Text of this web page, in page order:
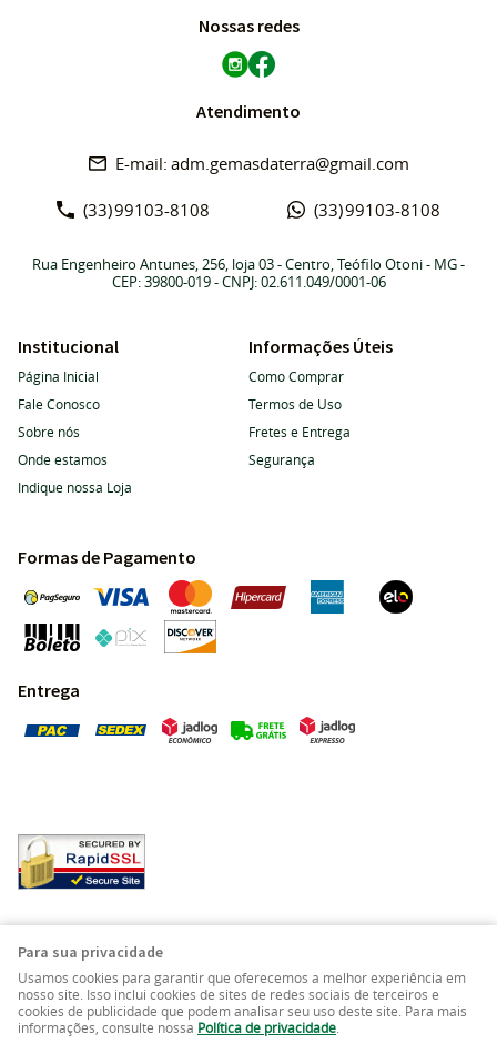
Nossas redes
Atendimento
(33)99103-8108 (33)99103-8108
adm.gemasdaterra@gmail.com
Rua Engenheiro Antunes, 256, loja 03-Centro, Teófilo Otoni- MG-
CEP: 39800-019- CNPJ: 02.611.049/0001-06
Institucional
Página Inicial
Fale Conosco
Sobre nós
Onde estamos
Indique nossa Loja
Informações Úteis
Como Comprar
Termos de Uso
Fretes e Entrega
Segurança
Formas de Pagamento
Entrega
LOJA VIRTUAL CRIADA POR
Para sua privacidade
Usamos cookies para garantir que oferecemos a melhor experiência em
nosso site. Isso inclui cookies de sites de redes sociais de terceiros e
cookies de publicidade que podem analisar seu uso deste site. Para mais
informações, consulte nossa Política de privacidade